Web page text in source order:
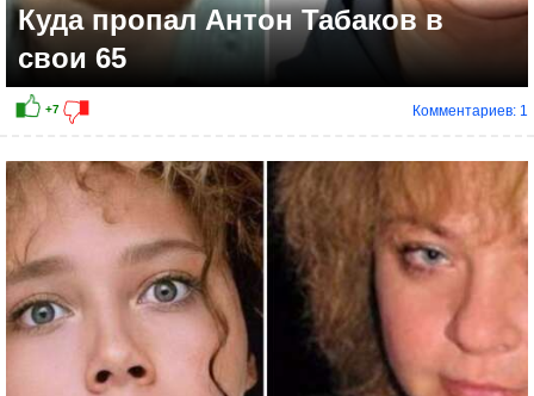
Куда пропал Антон Табаков в
свои 65
Комментариев: 1